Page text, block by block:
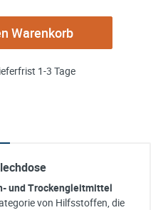
Warenkorb
1-3 Tage
und Trockengleitmittel
von Hilfsstoffen, die